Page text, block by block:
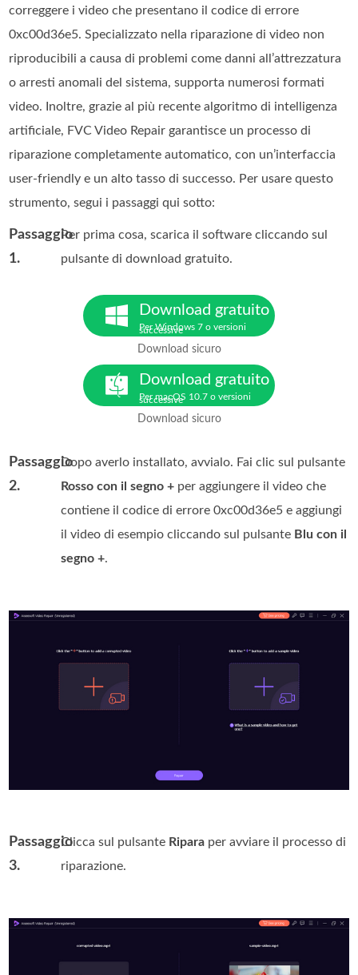
correggere i video che presentano il codice di errore
0xc00d36e5. Specializzato nella riparazione di video non
riproducibili a causa di problemi come danni all’attrezzatura
o arresti anomali del sistema, supporta numerosi formati
video. Inoltre, grazie al più recente algoritmo di intelligenza
artificiale, FVC Video Repair garantisce un processo di
riparazione completamente automatico, con un’interfaccia
user‑friendly e un alto tasso di successo. Per usare questo
strumento, segui i passaggi qui sotto:
Passaggio
1.
Per prima cosa, scarica il software cliccando sul
pulsante di download gratuito.
Download gratuito
Per Windows 7 o versioni
successive
Download sicuro
Download gratuito
Per macOS 10.7 o versioni
successive
Download sicuro
Passaggio
2.
Dopo averlo installato, avvialo. Fai clic sul pulsante
Rosso con il segno + per aggiungere il video che
contiene il codice di errore 0xc00d36e5 e aggiungi
il video di esempio cliccando sul pulsante Blu con il
segno +.
Passaggio
3.
Clicca sul pulsante Ripara per avviare il processo di
riparazione.